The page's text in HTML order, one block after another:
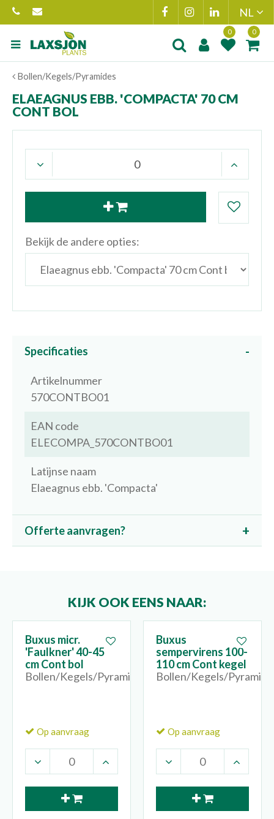
Ga
naar
content
Bollen/Kegels/Pyramides
ELAEAGNUS EBB. 'COMPACTA' 70 CM
CONT BOL
Bekijk de andere opties:
Specificaties
Artikelnummer
570CONTBO01
EAN code
ELECOMPA_570CONTBO01
Latijnse naam
Elaeagnus ebb. 'Compacta'
Offerte aanvragen?
KIJK OOK EENS NAAR:
Buxus micr.
'Faulkner' 40-45
cm Cont bol
Bollen/Kegels/Pyramides
Op aanvraag
Buxus
sempervirens 100-
110 cm Cont kegel
Bollen/Kegels/
Op aanvraag